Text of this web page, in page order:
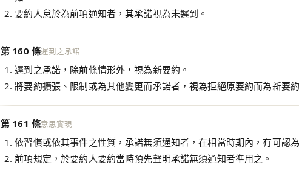
要約人怠於為前項通知者，其承諾視為未遲到。
第 160 條遲到之承諾
遲到之承諾，除前條情形外，視為新要約。
將要約擴張、限制或為其他變更而承諾者，視為拒絕原要約而為新要約
第 161 條意思實現
依習慣或依其事件之性質，承諾無須通知者，在相當時期內，有可認
前項規定，於要約人要約當時預先聲明承諾無須通知者準用之。